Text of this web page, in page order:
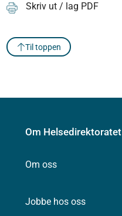
Skriv ut / lag PDF
Til toppen
Om Helsedirektoratet
Om oss
Jobbe hos oss